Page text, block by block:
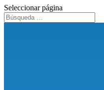
Seleccionar página